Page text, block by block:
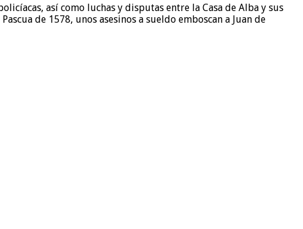
así como luchas y disputas entre la Casa de Alba y sus
de 1578, unos asesinos a sueldo emboscan a Juan de